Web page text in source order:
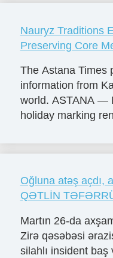
Nauryz Traditions
Preserving Core
The Astana Times
information from
world. ASTANA —
holiday marking
Oğluna atəş açdı,
QƏTLİN
Martın 26-da
Zirə qəsəbəsi
silahlı insident